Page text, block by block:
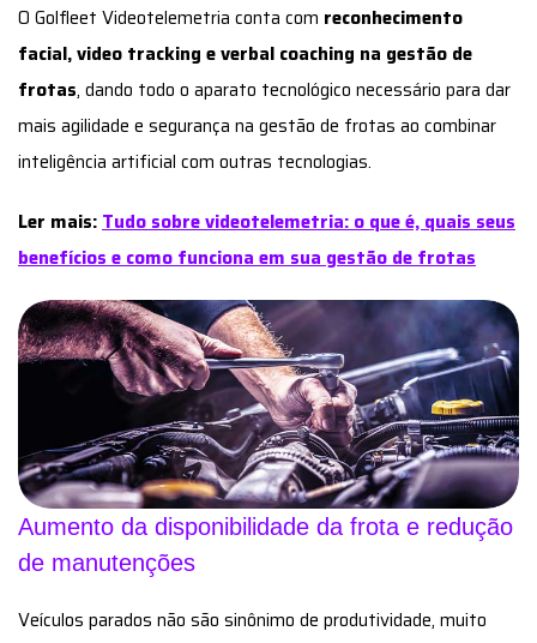
O Golfleet Videotelemetria conta com reconhecimento
facial, video tracking e verbal coaching na gestão de
frotas, dando todo o aparato tecnológico necessário para dar
mais agilidade e segurança na gestão de frotas ao combinar
inteligência artificial com outras tecnologias.
Ler mais: Tudo sobre videotelemetria: o que é, quais seus
benefícios e como funciona em sua gestão de frotas
Aumento da disponibilidade da frota e redução
de manutenções
Veículos parados não são sinônimo de produtividade, muito